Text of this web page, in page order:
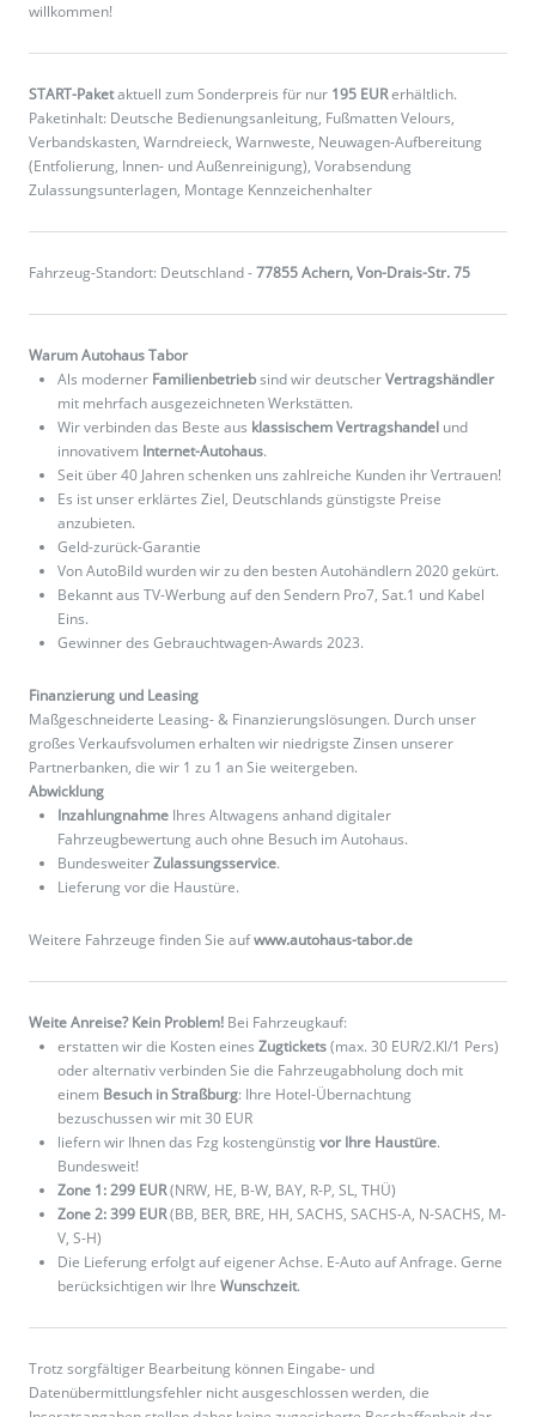
willkommen!
START-Paketaktuell zum Sonderpreis für nur 195 EURerhältlich.
Paketinhalt: Deutsche Bedienungsanleitung, Fußmatten Velours,
Verbandskasten, Warndreieck, Warnweste, Neuwagen-Aufbereitung
(Entfolierung, Innen- und Außenreinigung), Vorabsendung
Zulassungsunterlagen, Montage Kennzeichenhalter
Fahrzeug-Standort: Deutschland -77855 Achern, Von-Drais-Str. 75
Warum Autohaus Tabor
Als moderner Familienbetriebsind wir deutscherVertragshändler
mit mehrfach ausgezeichneten Werkstätten.
Wir verbinden das Beste aus klassischem Vertragshandel und
innovativem Internet-Autohaus.
Seit über 40 Jahren schenken uns zahlreiche Kunden ihr Vertrauen!
Es ist unser erklärtes Ziel, Deutschlands günstigste Preise
anzubieten.
Geld-zurück-Garantie
Von AutoBild wurden wir zu den besten Autohändlern 2020 gekürt.
Bekannt aus TV-Werbung auf den Sendern Pro7, Sat.1 und Kabel
Eins.
Gewinner des Gebrauchtwagen-Awards 2023.
Finanzierung und Leasing
Maßgeschneiderte Leasing- & Finanzierungslösungen. Durch unser
großes Verkaufsvolumen erhalten wir niedrigste Zinsen unserer
Partnerbanken, die wir 1 zu 1 an Sie weitergeben.
Abwicklung
Inzahlungnahme Ihres Altwagens anhand digitaler
Fahrzeugbewertung auch ohne Besuch im Autohaus.
BundesweiterZulassungsservice.
Lieferung vor die Haustüre.
Weitere Fahrzeuge finden Sie aufwww.autohaus-tabor.de
Weite Anreise? Kein Problem! Bei Fahrzeugkauf:
erstatten wir die Kosten eines Zugtickets(max. 30 EUR/2.Kl/1 Pers)
oder alternativ verbinden Sie die Fahrzeugabholung doch mit
einem Besuch in Straßburg: Ihre Hotel-Übernachtung
bezuschussen wir mit 30 EUR
liefern wir Ihnen das Fzg kostengünstig vor Ihre Haustüre.
Bundesweit!
Zone 1: 299 EUR(NRW, HE, B-W, BAY, R-P, SL, THÜ)
Zone 2: 399 EUR(BB, BER, BRE, HH, SACHS, SACHS-A, N-SACHS, M-
V, S-H)
Die Lieferung erfolgt auf eigener Achse. E-Auto auf Anfrage. Gerne
berücksichtigen wir Ihre Wunschzeit.
Trotz sorgfältiger Bearbeitung können Eingabe- und
Datenübermittlungsfehler nicht ausgeschlossen werden, die